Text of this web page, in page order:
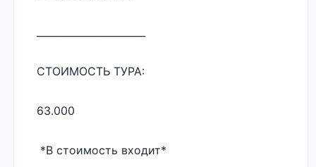
СТОИМОСТЬ ТУРА:
63.000
*В стоимость входит*